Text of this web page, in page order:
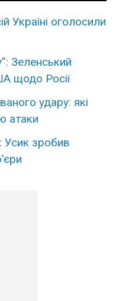
Україні оголосили
Зеленський
щодо Росії
удару: які
атаки
Усик зробив